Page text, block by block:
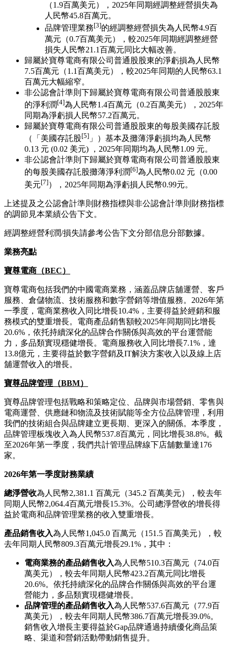
（1.9百萬美元），2025年同期經調整經營損失為
人民幣45.8百萬元。
品牌管理業務[3]的經調整經營損失為人民幣4.9百
萬元（0.7百萬美元），較2025年同期經調整經營
損失人民幣21.1百萬元同比大幅改善。
歸屬於寶尊電商有限公司普通股股東的淨虧損為人民幣
7.5百萬元（1.1百萬美元），較2025年同期的人民幣63.1
百萬元大幅縮窄。
非公認會計準則下歸屬於寶尊電商有限公司普通股股東
的淨利潤[4]為人民幣1.4百萬元（0.2百萬美元），2025年
同期為淨虧損人民幣57.2百萬元。
歸屬於寶尊電商有限公司普通股股東的每股美國存託股
（「美國存託股[5] 」）基本及攤薄淨虧損均為人民幣
0.13 元 (0.02 美元) ，2025年同期均為人民幣1.09 元。
非公認會計準則下歸屬於寶尊電商有限公司普通股股東
的每股美國存託股攤薄淨利潤[6]為人民幣0.02 元（0.00
美元[7]），2025年同期為淨虧損人民幣0.99元。
上述提及之公認會計準則財務指標與非公認會計準則財務指標
的調節見本業績公告下文。
經調整經營利潤/損失請參考公告下文分部信息分部數據。
業務亮點
寶尊電商（BEC）
寶尊電商包括我們的中國電商業務，涵蓋品牌店舖運營、客戶
服務、倉儲物流、技術服務和數字營銷等增值服務。2026年第
一季度，電商業務收入同比增長10.4%，主要得益於經銷和服
務模式的雙重增長。電商產品銷售額較2025年同期同比增長
20.6%，依托持續深化的品牌合作關係與高效的平台運營能
力，多品類實現穩健增長。電商服務收入同比增長7.1%，達
13.8億元，主要得益於數字營銷及IT解決方案收入以及線上店
舖運營收入的增長。
寶尊品牌管理（BBM）
寶尊品牌管理包括戰略和策略定位、品牌與市場營銷、零售與
電商運營、供應鏈和物流及技術賦能等全方位品牌管理，利用
我們的技術組合與品牌建立更長期、更深入的關係。本季度，
品牌管理板塊收入為人民幣537.8百萬元，同比增長38.8%。截
至2026年第一季度，我們共計管理品牌線下店舖數量達176
家。
2026年第一季度財務業績
總淨營收為人民幣2,381.1 百萬元（345.2 百萬美元），較去年
同期人民幣2,064.4百萬元增長15.3%。公司總淨營收的增長得
益於電商和品牌管理業務的收入雙重增長。
產品銷售收入為人民幣1,045.0 百萬元（151.5 百萬美元），較
去年同期人民幣809.3百萬元增長29.1%，其中：
電商業務的產品銷售收入為人民幣510.3百萬元（74.0百
萬美元），較去年同期人民幣423.2百萬元同比增長
20.6%。依托持續深化的品牌合作關係與高效的平台運
營能力，多品類實現穩健增長。
品牌管理的產品銷售收入為人民幣537.6百萬元（77.9百
萬美元），較去年同期人民幣386.7百萬元增長39.0%。
銷售收入增長主要得益於Gap品牌通過持續優化商品策
略、渠道和營銷活動帶動銷售提升。